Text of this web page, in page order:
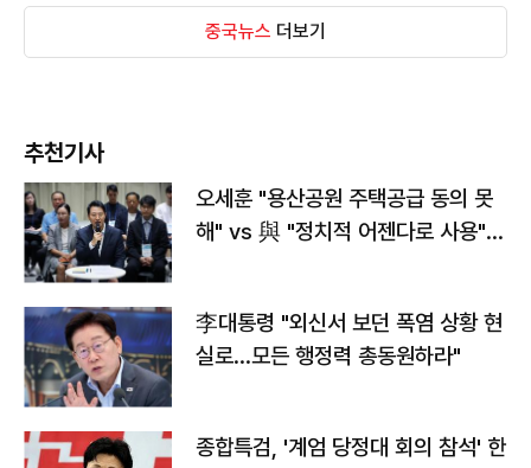
중국뉴스 더보기
추천기사
오세훈 "용산공원 주택공급 동의 못
해" vs 與 "정치적 어젠다로 사용"
李대통령 "외신서 보던 폭염 상황 현
실로…모든 행정력 총동원하라"
종합특검, '계엄 당정대 회의 참석' 한